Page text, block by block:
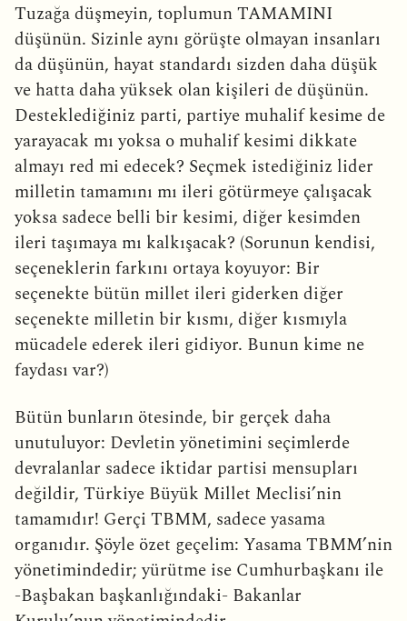
Tuzağa düşmeyin, toplumun TAMAMINI
düşünün. Sizinle aynı görüşte olmayan insanları
da düşünün, hayat standardı sizden daha düşük
ve hatta daha yüksek olan kişileri de düşünün.
Desteklediğiniz parti, partiye muhalif kesime de
yarayacak mı yoksa o muhalif kesimi dikkate
almayı red mi edecek? Seçmek istediğiniz lider
milletin tamamını mı ileri götürmeye çalışacak
yoksa sadece belli bir kesimi, diğer kesimden
ileri taşımaya mı kalkışacak? (Sorunun kendisi,
seçeneklerin farkını ortaya koyuyor: Bir
seçenekte bütün millet ileri giderken diğer
seçenekte milletin bir kısmı, diğer kısmıyla
mücadele ederek ileri gidiyor. Bunun kime ne
faydası var?)
Bütün bunların ötesinde, bir gerçek daha
unutuluyor: Devletin yönetimini seçimlerde
devralanlar sadece iktidar partisi mensupları
değildir, Türkiye Büyük Millet Meclisi’nin
tamamıdır! Gerçi TBMM, sadece yasama
organıdır. Şöyle özet geçelim: Yasama TBMM’nin
yönetimindedir; yürütme ise Cumhurbaşkanı ile
-Başbakan başkanlığındaki- Bakanlar